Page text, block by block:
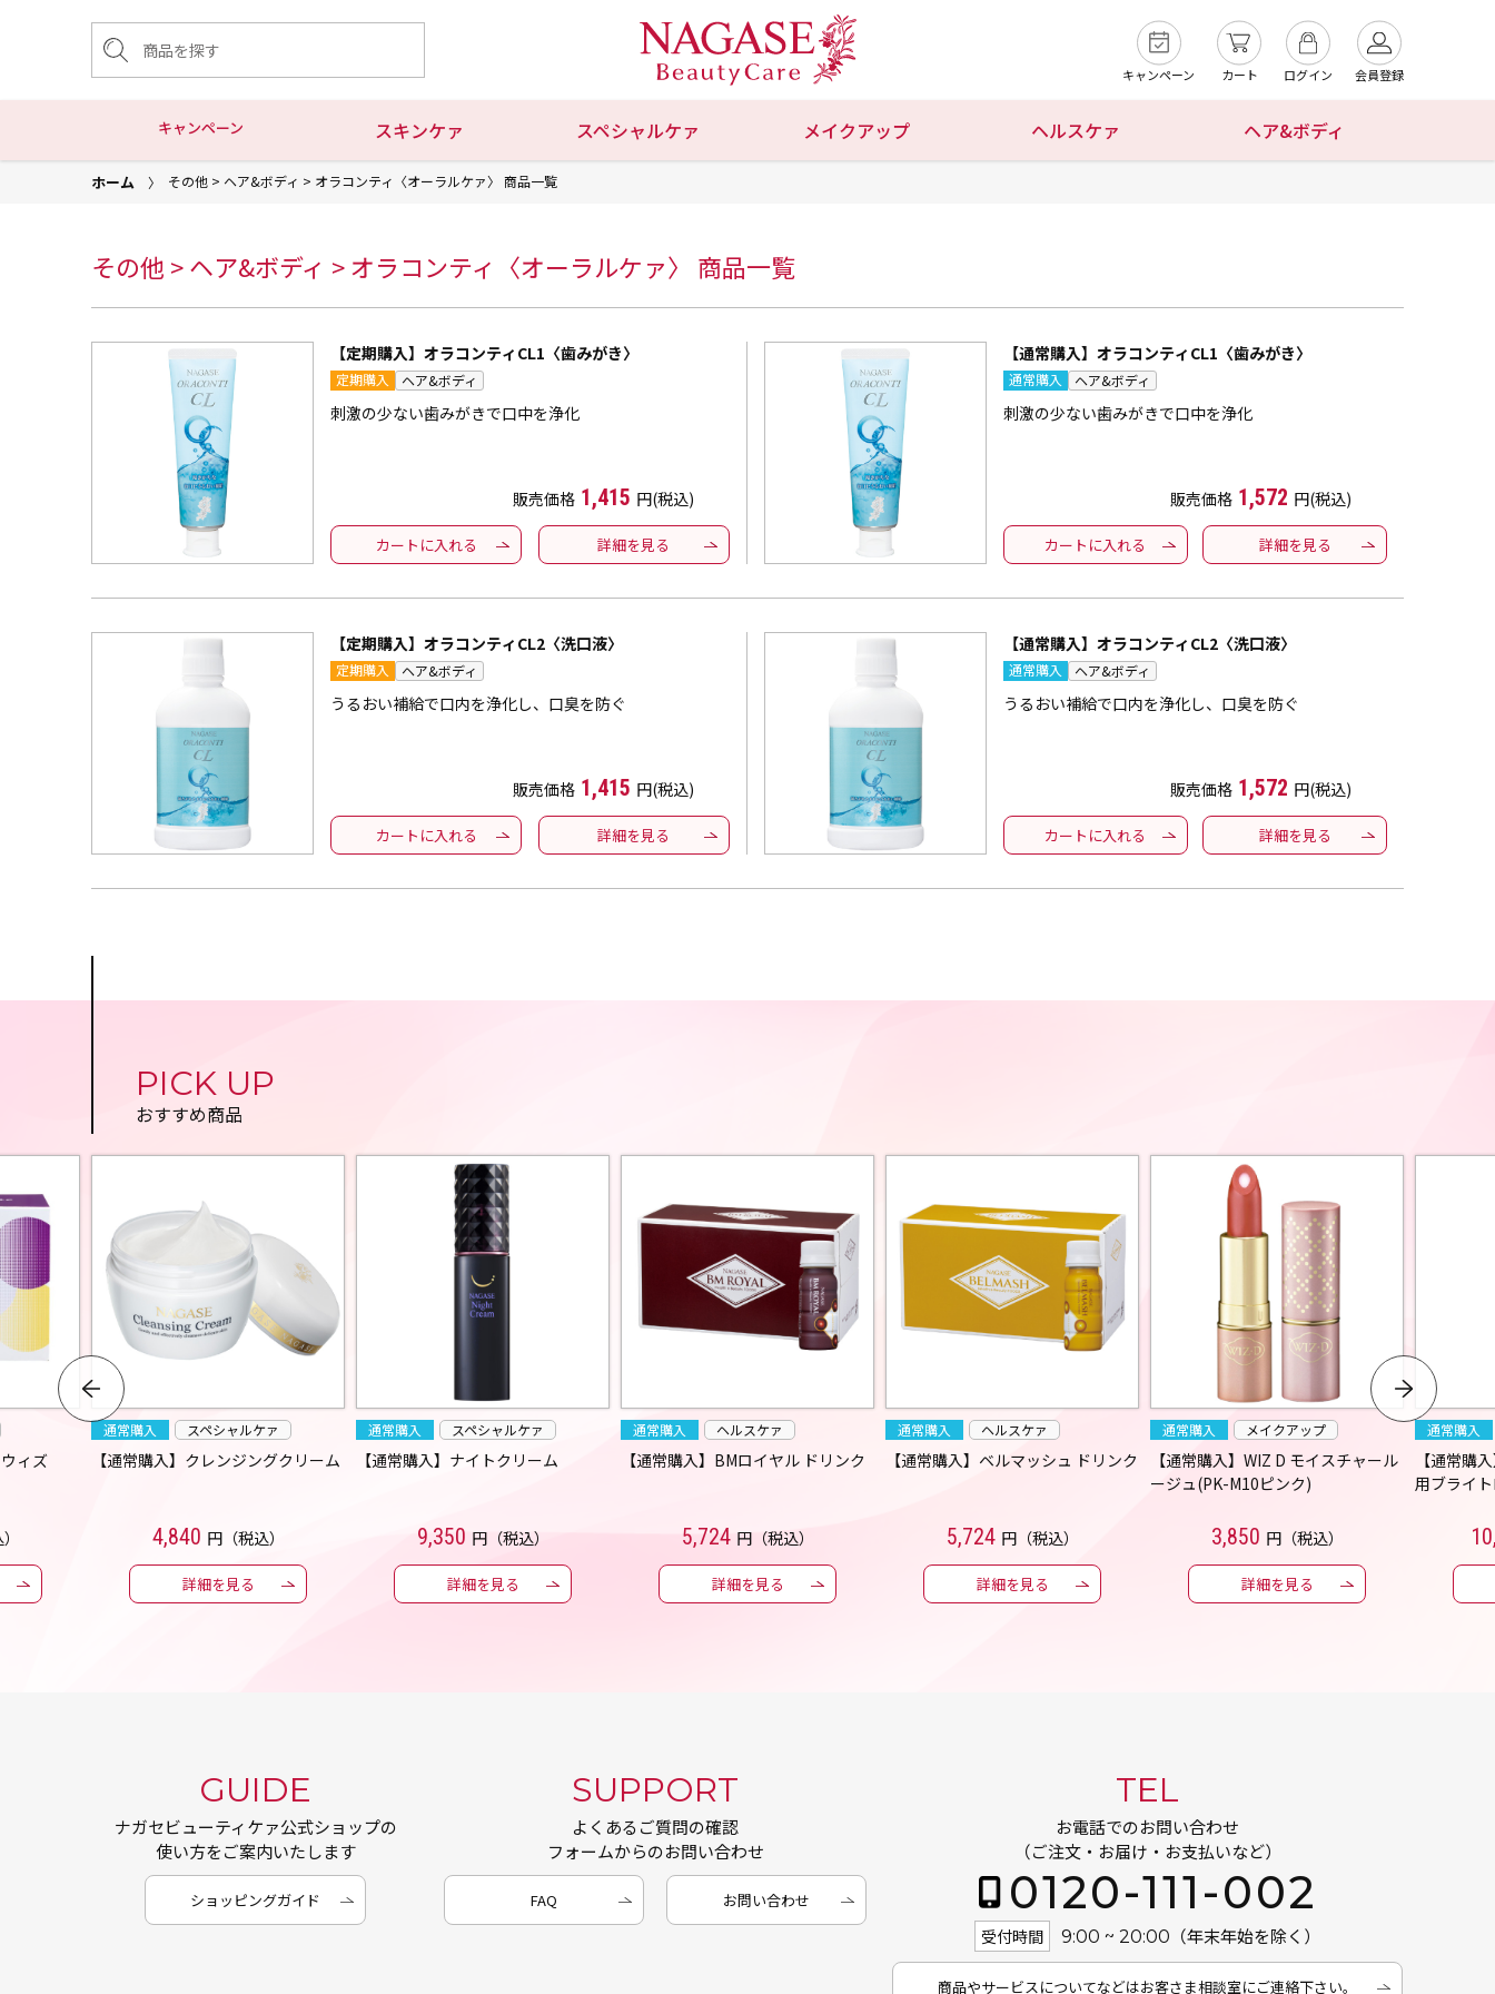
キャンペーン カート ログイン 会員登録
キャンペーン スキンケァ スペシャルケァ メイクアップ ヘルスケァ ヘア&ボディ
ホーム その他 > ヘア&ボディ > オラコンティ〈オーラルケァ〉 商品一覧
その他 > ヘア&ボディ > オラコンティ〈オーラルケァ〉 商品一覧
【定期購入】オラコンティCL1〈歯みがき〉
定期購入 ヘア&ボディ
刺激の少ない歯みがきで口中を浄化
販売価格 1,415 円(税込)
カートに入れる 詳細を見る
【通常購入】オラコンティCL1〈歯みがき〉
通常購入 ヘア&ボディ
刺激の少ない歯みがきで口中を浄化
販売価格 1,572 円(税込)
カートに入れる 詳細を見る
【定期購入】オラコンティCL2〈洗口液〉
定期購入 ヘア&ボディ
うるおい補給で口内を浄化し、口臭を防ぐ
販売価格 1,415 円(税込)
カートに入れる 詳細を見る
【通常購入】オラコンティCL2〈洗口液〉
通常購入 ヘア&ボディ
うるおい補給で口内を浄化し、口臭を防ぐ
販売価格 1,572 円(税込)
カートに入れる 詳細を見る
PICK UP
おすすめ商品
ィズ
通常購入 スペシャルケァ
【通常購入】クレンジングクリーム
4,840 円（税込）
詳細を見る
通常購入 スペシャルケァ
【通常購入】ナイトクリーム
9,350 円（税込）
詳細を見る
通常購入 ヘルスケァ
【通常購入】BMロイヤル ドリンク
5,724 円（税込）
詳細を見る
通常購入 ヘルスケァ
【通常購入】ベルマッシュ ドリンク
5,724 円（税込）
詳細を見る
通常購入 メイクアップ
【通常購入】WIZ D モイスチャール
ージュ(PK-M10ピンク)
3,850 円（税込）
詳細を見る
通常購入
【通常購
用ブライ
GUIDE
ナガセビューティケァ公式ショップの
使い方をご案内いたします
ショッピングガイド
SUPPORT
よくあるご質問の確認
フォームからのお問い合わせ
FAQ お問い合わせ
TEL
お電話でのお問い合わせ
（ご注文・お届け・お支払いなど）
0120-111-002
受付時間 9:00 ~ 20:00 （年末年始を除く）
商品やサービスについてなどはお客さま相談室にご連絡下さい。